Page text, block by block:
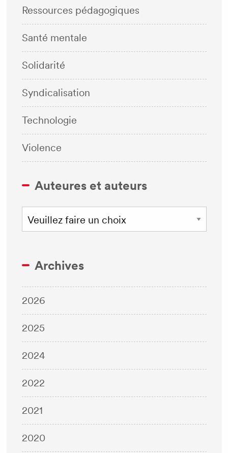
Ressources pédagogiques
Santé mentale
Solidarité
Syndicalisation
Technologie
Violence
Auteures et auteurs
Archives
2026
2025
2024
2022
2021
2020